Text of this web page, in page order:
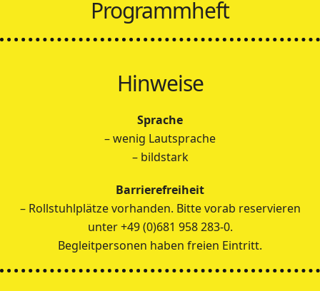
Programmheft
Hinweise
Sprache
– wenig Lautsprache
– bildstark
Barrierefreiheit
– Rollstuhlplätze vorhanden. Bitte vorab reservieren
unter +49 (0)681 958 283-0.
Begleitpersonen haben freien Eintritt.